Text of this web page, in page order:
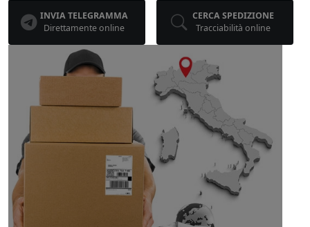
INVIA TELEGRAMMA
Direttamente online
CERCA SPEDIZIONE
Tracciabilità online